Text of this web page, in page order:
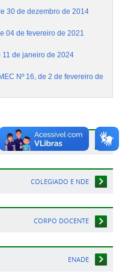
30 de dezembro de 2014
04 de fevereiro de 2021
11 de janeiro de 2024
Nº 16, de 2 de fevereiro de
COMPLEMENTARES
COLEGIADO E NDE
CORPO DOCENTE
ENADE